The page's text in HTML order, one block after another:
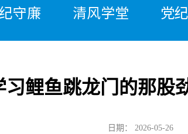
守廉 清风学堂 党
鲤鱼跳龙门的那股
日期： 2026-05-26